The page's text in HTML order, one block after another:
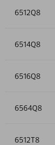
6512Q8
6514Q8
6516Q8
6564Q8
6512T8